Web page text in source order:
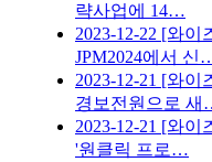
략사업에 14…
2023-12-22 [와이
JPM2024에서 신
2023-12-21 [와이
경보전원으로
2023-12-21 [와이
'원클릭 프로…